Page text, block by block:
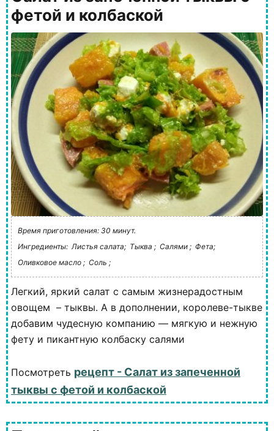
фетой и колбаской
Время приготовления: 30 минут.
Ингредиенты: Листья салата; Тыква ; Салями ; Фета;
Оливковое масло ; Соль ;
Легкий, яркий салат с самым жизнерадостным
овощем – тыквы. А в дополнении, королеве-тыкве
добавим чудесную компанию — мягкую и нежную
фету и пикантную колбаску салями
Посмотреть рецепт - Салат из запеченной
тыквы с фетой и колбаской